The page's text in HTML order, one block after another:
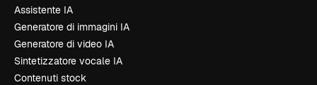
Assistente IA
Generatore di immagini IA
Generatore di video IA
Sintetizzatore vocale IA
Contenuti stock